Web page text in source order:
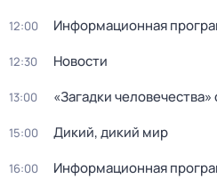
12:00 Информационная
12:30 Новости
13:00 «Загадки
15:00 Дикий, дикий мир
16:00 Информационная